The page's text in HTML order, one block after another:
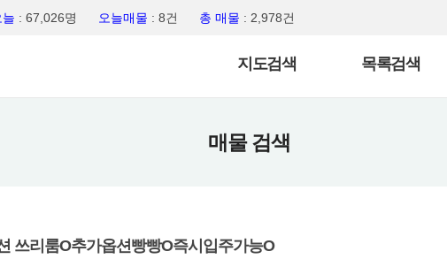
늘 : 67,026명 오늘매물 : 8건 총 매물 : 2,978건
지도검색 목록검색
매물 검색
쓰리룸O추가옵션빵빵O즉시입주가능O